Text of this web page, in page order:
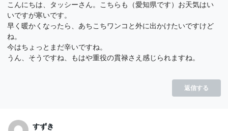
こんにちは、タッシーさん。こちらも（愛知県です）お天気はい
いですが寒いです。
早く暖かくなったら、あちこちワンコと外に出かけたいですけど
ね。
今はちょっとまだ辛いですね。
うん、そうですね、もはや重役の貫禄さえ感じられますね。
返信する
すずき